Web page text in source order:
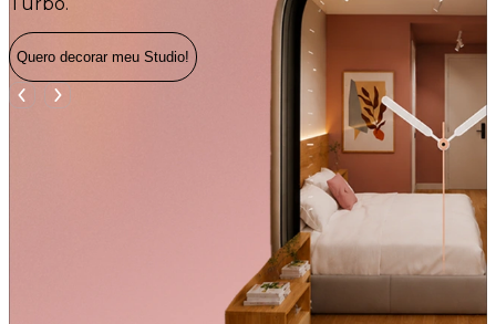
Quero decorar meu Studio!